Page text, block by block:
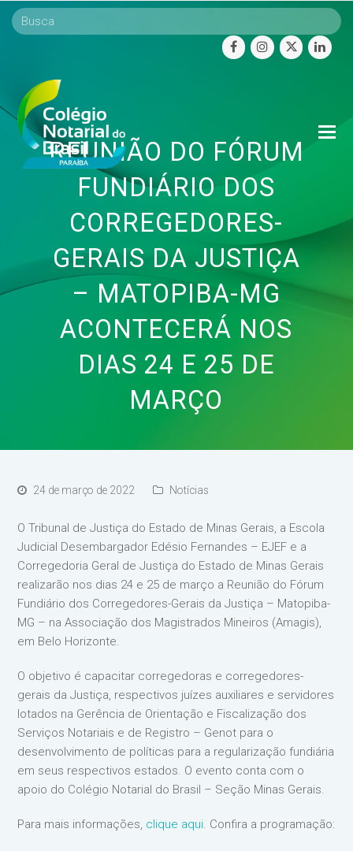
facebookinstagram
twitter
REUNIÃO DO FÓRUM
FUNDIÁRIO DOS
CORREGEDORES-
GERAIS DA JUSTIÇA
– MATOPIBA-MG
ACONTECERÁ NOS
DIAS 24 E 25 DE
MARÇO
24 de março de 2022 Notícias
O Tribunal de Justiça do Estado de Minas Gerais, a Escola
Judicial Desembargador Edésio Fernandes – EJEF e a
Corregedoria Geral de Justiça do Estado de Minas Gerais
realizarão nos dias 24 e 25 de março a Reunião do Fórum
Fundiário dos Corregedores-Gerais da Justiça – Matopiba-
MG – na Associação dos Magistrados Mineiros (Amagis),
em Belo Horizonte.
O objetivo é capacitar corregedoras e corregedores-
gerais da Justiça, respectivos juízes auxiliares e servidores
lotados na Gerência de Orientação e Fiscalização dos
Serviços Notariais e de Registro – Genot para o
desenvolvimento de políticas para a regularização fundiária
em seus respectivos estados. O evento conta com o
apoio do Colégio Notarial do Brasil – Seção Minas Gerais.
Para mais informações, clique aqui. Confira a programação: